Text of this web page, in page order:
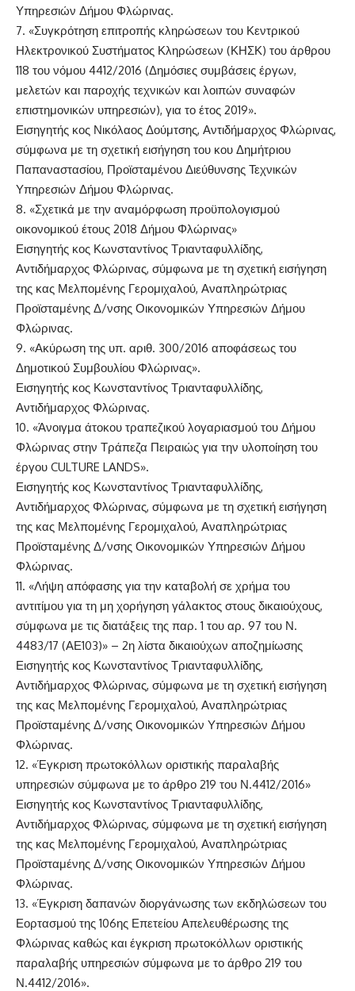
Υπηρεσιών Δήμου Φλώρινας.
7. «Συγκρότηση επιτροπής κληρώσεων του Κεντρικού
Ηλεκτρονικού Συστήματος Κληρώσεων (ΚΗΣΚ) του άρθρου
118 του νόμου 4412/2016 (Δημόσιες συμβάσεις έργων,
μελετών και παροχής τεχνικών και λοιπών συναφών
επιστημονικών υπηρεσιών), για το έτος 2019».
Εισηγητής κος Νικόλαος Δούμτσης, Αντιδήμαρχος Φλώρινας,
σύμφωνα με τη σχετική εισήγηση του κου Δημήτριου
Παπαναστασίου, Προϊσταμένου Διεύθυνσης Τεχνικών
Υπηρεσιών Δήμου Φλώρινας.
8. «Σχετικά με την αναμόρφωση προϋπολογισμού
οικονομικού έτους 2018 Δήμου Φλώρινας»
Εισηγητής κος Κωνσταντίνος Τριανταφυλλίδης,
Αντιδήμαρχος Φλώρινας, σύμφωνα με τη σχετική εισήγηση
της κας Μελπομένης Γερομιχαλού, Αναπληρώτριας
Προϊσταμένης Δ/νσης Οικονομικών Υπηρεσιών Δήμου
Φλώρινας.
9. «Ακύρωση της υπ. αριθ. 300/2016 αποφάσεως του
Δημοτικού Συμβουλίου Φλώρινας».
Εισηγητής κος Κωνσταντίνος Τριανταφυλλίδης,
Αντιδήμαρχος Φλώρινας.
10. «Άνοιγμα άτοκου τραπεζικού λογαριασμού του Δήμου
Φλώρινας στην Τράπεζα Πειραιώς για την υλοποίηση του
έργου CULTURE LANDS».
Εισηγητής κος Κωνσταντίνος Τριανταφυλλίδης,
Αντιδήμαρχος Φλώρινας, σύμφωνα με τη σχετική εισήγηση
της κας Μελπομένης Γερομιχαλού, Αναπληρώτριας
Προϊσταμένης Δ/νσης Οικονομικών Υπηρεσιών Δήμου
Φλώρινας.
11. «Λήψη απόφασης για την καταβολή σε χρήμα του
αντιτίμου για τη μη χορήγηση γάλακτος στους δικαιούχους,
σύμφωνα με τις διατάξεις της παρ. 1 του αρ. 97 του Ν.
4483/17 (ΑΕ103)» – 2η λίστα δικαιούχων αποζημίωσης
Εισηγητής κος Κωνσταντίνος Τριανταφυλλίδης,
Αντιδήμαρχος Φλώρινας, σύμφωνα με τη σχετική εισήγηση
της κας Μελπομένης Γερομιχαλού, Αναπληρώτριας
Προϊσταμένης Δ/νσης Οικονομικών Υπηρεσιών Δήμου
Φλώρινας.
12. «Έγκριση πρωτοκόλλων οριστικής παραλαβής
υπηρεσιών σύμφωνα με το άρθρο 219 του Ν.4412/2016»
Εισηγητής κος Κωνσταντίνος Τριανταφυλλίδης,
Αντιδήμαρχος Φλώρινας, σύμφωνα με τη σχετική εισήγηση
της κας Μελπομένης Γερομιχαλού, Αναπληρώτριας
Προϊσταμένης Δ/νσης Οικονομικών Υπηρεσιών Δήμου
Φλώρινας.
13. «Έγκριση δαπανών διοργάνωσης των εκδηλώσεων του
Εορτασμού της 106ης Επετείου Απελευθέρωσης της
Φλώρινας καθώς και έγκριση πρωτοκόλλων οριστικής
παραλαβής υπηρεσιών σύμφωνα με το άρθρο 219 του
Ν.4412/2016».